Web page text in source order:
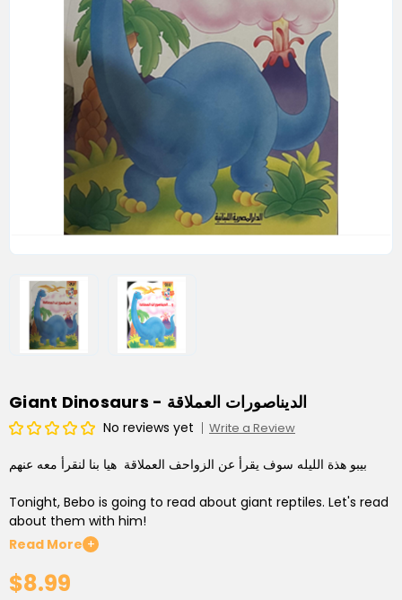
Giant Dinosaurs - الديناصورات العملاقة
No reviews yet Write a Review
بيبو هذة الليله سوف يقرأ عن الزواحف العملاقة هيا بنا لنقرأ معه عنهم
Tonight, Bebo is going to read about giant reptiles. Let's read
about them with him!
Read More +
$8.99